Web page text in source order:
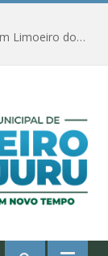
Amanhã começa nova etapa de vacinação em Limoeiro do Ajuru para idosos com 65 ou mais